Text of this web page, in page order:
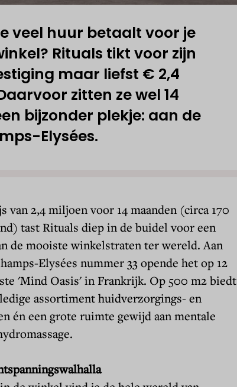
veel huur betaalt voor je
Rituals tikt voor zijn
maar liefst € 2,4
zitten ze wel 14
bijzonder plekje: aan de
Elysées.
van 2,4 miljoen voor 14 maanden (circa 170
tast Rituals diep in de buidel voor een
de mooiste winkelstraten ter wereld. Aan
Elysées nummer 33 opende het op 12
'Mind Oasis' in Frankrijk. Op 500 m2 biedt
assortiment huidverzorgings- en
én een grote ruimte gewijd aan mentale